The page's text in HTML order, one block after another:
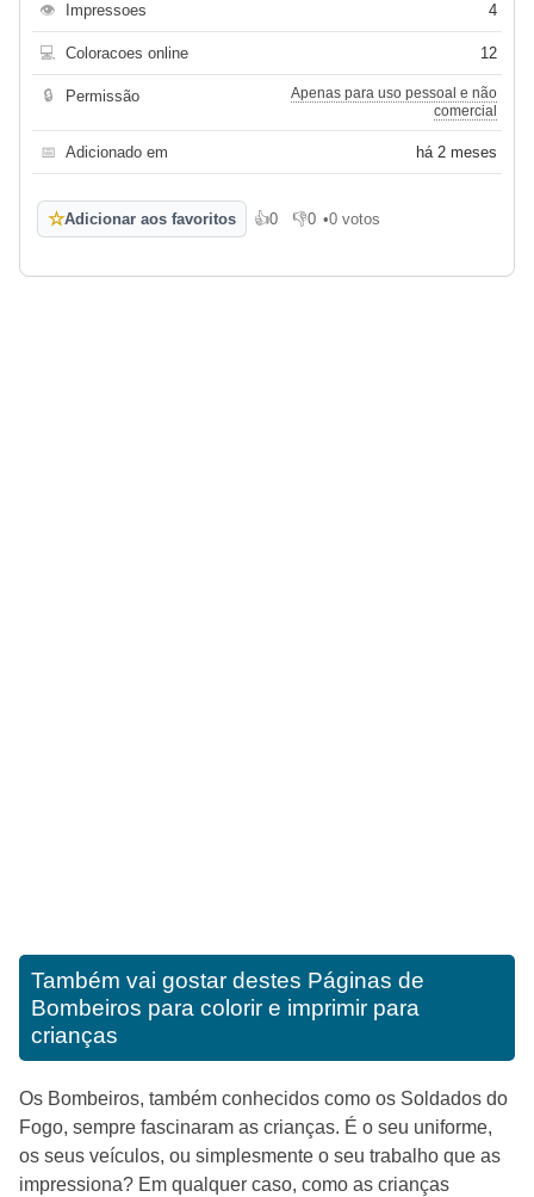
👁 Impressoes 4
💻 Coloracoes online 12
🔒 Permissão
Apenas para uso pessoal e não
comercial
📅 Adicionado em há 2 meses
☆Adicionar aos favoritos 👍0
Gosto 👎0
Não gosto
•0 votos
Também vai gostar destes Páginas de
Bombeiros para colorir e imprimir para
crianças
Os Bombeiros, também conhecidos como os Soldados do
Fogo, sempre fascinaram as crianças. É o seu uniforme,
os seus veículos, ou simplesmente o seu trabalho que as
impressiona? Em qualquer caso, como as crianças